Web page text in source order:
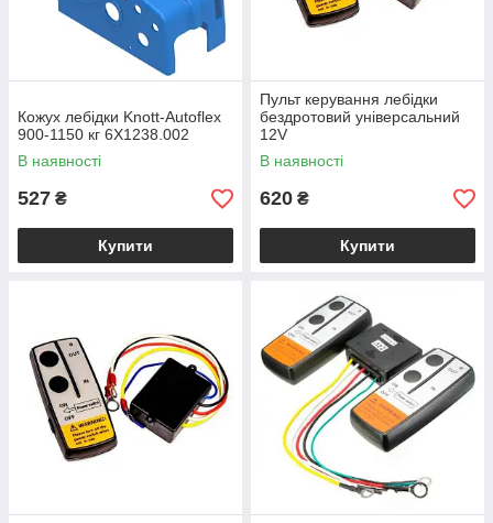
Кожух лебідки Knott-Autoflex
900-1150 кг 6X1238.002
В наявності
527 ₴
Купити
Пульт керування лебідки
бездротовий універсальний
12V
В наявності
620 ₴
Купити